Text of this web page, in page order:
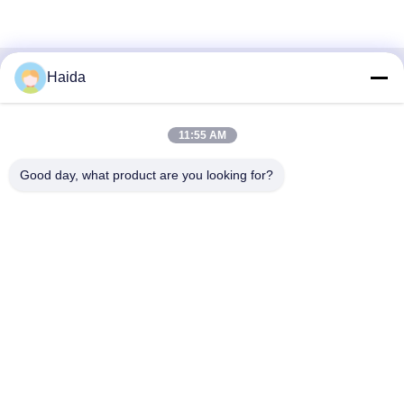
Contactez rapidement
secteur de Nancheng, ville de Dongguan, province du
Haida
11:55 AM
Good day, what product are you looking for?